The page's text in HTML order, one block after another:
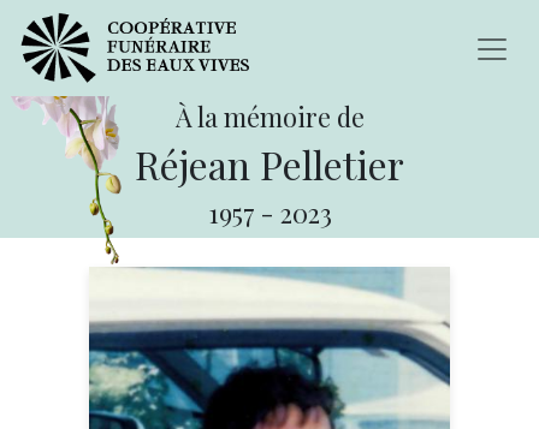
À la mémoire de
Réjean Pelletier
1957 - 2023